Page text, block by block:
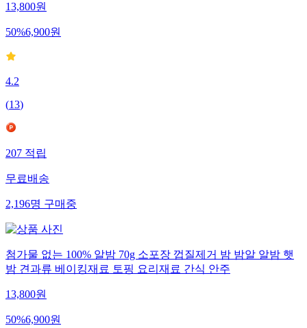
13,800원
50%6,900원
4.2
(13)
207적립
무료배송
2,196명구매중
첨가물 없는 100% 알밤 70g 소포장 껍질제거 밤 밤알 알밤 햇
밤 견과류 베이킹재료 토핑 요리재료 간식 안주
13,800원
50%6,900원